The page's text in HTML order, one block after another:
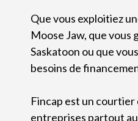
Que vous exploitiez
Moose Jaw, que vous
Saskatoon ou que
besoins de
Fincap est un
entreprises partout